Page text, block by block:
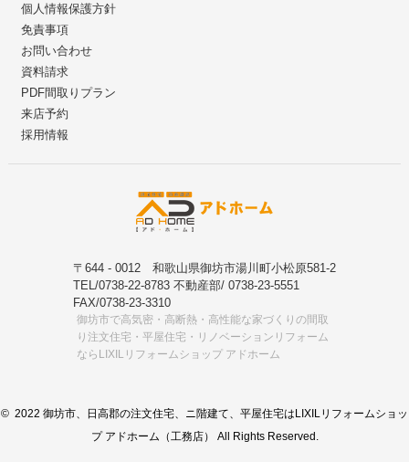
個人情報保護方針
免責事項
お問い合わせ
資料請求
PDF間取りプラン
来店予約
採用情報
〒644 - 0012 和歌山県御坊市湯川町小松原581-2
TEL/0738-22-8783 不動産部/ 0738-23-5551
FAX/0738-23-3310
御坊市で高気密・高断熱・高性能な家づくりの間取
り注文住宅・平屋住宅・リノベーションリフォーム
ならLIXILリフォームショップ アドホーム
© 2022 御坊市、日高郡の注文住宅、ニ階建て、平屋住宅はLIXILリフォームショッ
プ アドホーム（工務店） All Rights Reserved.